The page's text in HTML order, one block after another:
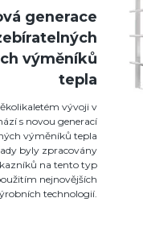
generace
výměníků
tepla
vývoji v
s novou generací
výměníků tepla
byly zpracovány
na tento typ
nejnovějších
technologií.